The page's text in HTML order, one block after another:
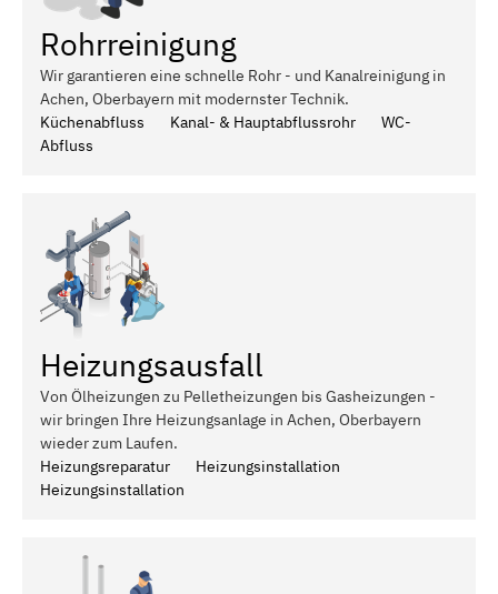
Rohrreinigung
Wir garantieren eine schnelle Rohr - und Kanalreinigung in
Achen, Oberbayern mit modernster Technik.
Küchenabfluss
Kanal- & Hauptabflussrohr
WC-
Abfluss
Heizungsausfall
Von Ölheizungen zu Pelletheizungen bis Gasheizungen -
wir bringen Ihre Heizungsanlage in Achen, Oberbayern
wieder zum Laufen.
Heizungsreparatur
Heizungsinstallation
Heizungsinstallation